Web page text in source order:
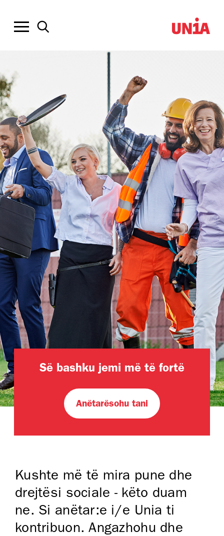
Së bashku jemi më të fortë
Anëtarësohu tani
Kushte më të mira pune dhe
drejtësi sociale - këto duam
ne. Si anëtar:e i/e Unia ti
kontribuon. Angazhohu dhe